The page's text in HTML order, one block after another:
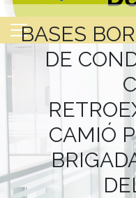
BASES
DE
CAMIÓ